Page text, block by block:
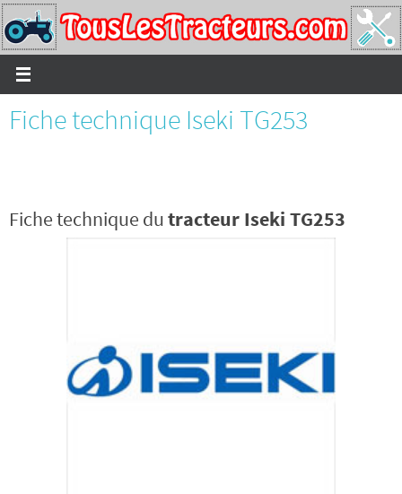
Passer
vers
le
contenu
Fiche technique Iseki TG253
Fiche technique dutracteur Iseki TG253